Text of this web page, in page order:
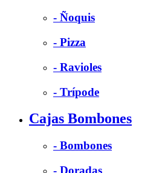
- Ñoquis
- Pizza
- Ravioles
- Trípode
Cajas Bombones
- Bombones
- Doradas